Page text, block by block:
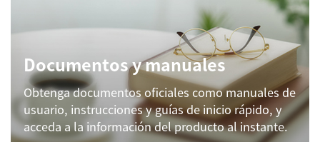
Documentos y manuales
Obtenga documentos oficiales como manuales de
usuario, instrucciones y guías de inicio rápido, y
acceda a la información del producto al instante.